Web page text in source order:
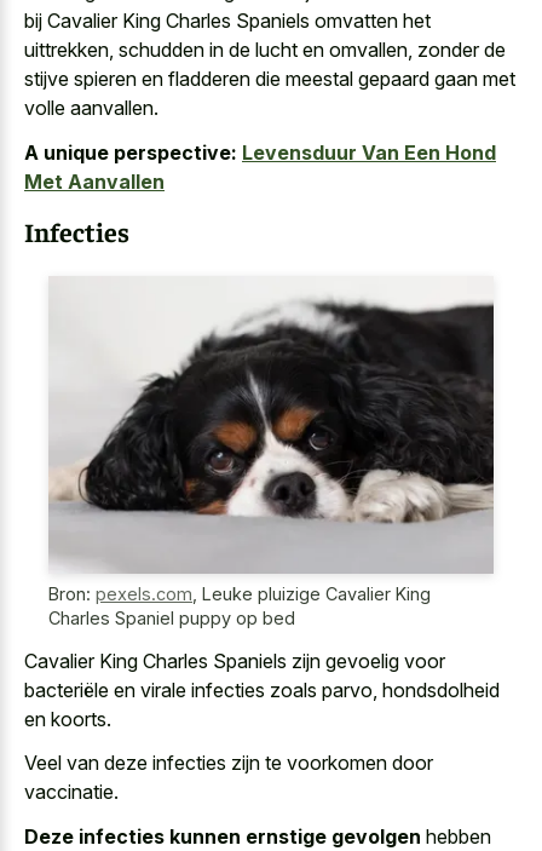
bij Cavalier King Charles Spaniels omvatten het
uittrekken, schudden in de lucht en omvallen, zonder de
stijve spieren en fladderen die meestal gepaard gaan met
volle aanvallen.
A unique perspective: Levensduur Van Een Hond
Met Aanvallen
Infecties
Bron: pexels.com, Leuke pluizige Cavalier King
Charles Spaniel puppy op bed
Cavalier King Charles Spaniels zijn gevoelig voor
bacteriële en virale infecties zoals parvo, hondsdolheid
en koorts.
Veel van deze infecties zijn te voorkomen door
vaccinatie.
Deze infecties kunnen ernstige gevolgen hebben